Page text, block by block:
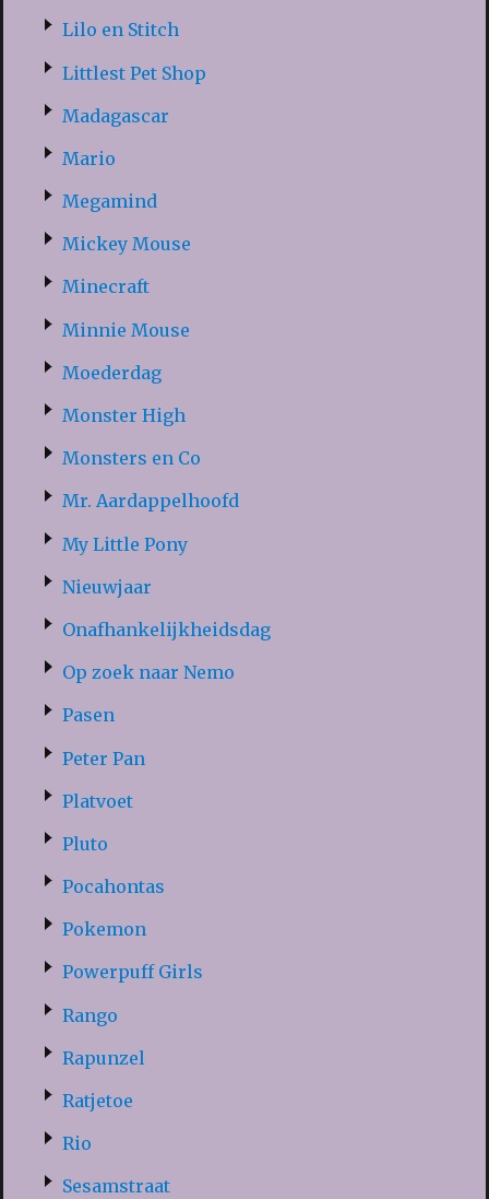
Lilo en Stitch
Littlest Pet Shop
Madagascar
Mario
Megamind
Mickey Mouse
Minecraft
Minnie Mouse
Moederdag
Monster High
Monsters en Co
Mr. Aardappelhoofd
My Little Pony
Nieuwjaar
Onafhankelijkheidsdag
Op zoek naar Nemo
Pasen
Peter Pan
Platvoet
Pluto
Pocahontas
Pokemon
Powerpuff Girls
Rango
Rapunzel
Ratjetoe
Rio
Sesamstraat